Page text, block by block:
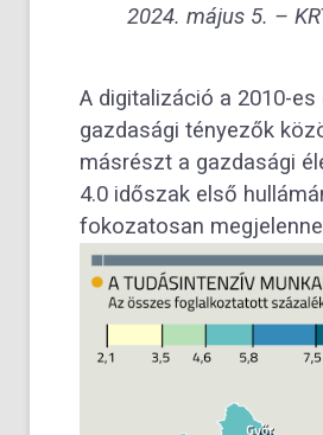
2024. május 5. –
A digitalizáció a 2010-
gazdasági tényezők
másrészt a gazdasági
4.0 időszak első
fokozatosan